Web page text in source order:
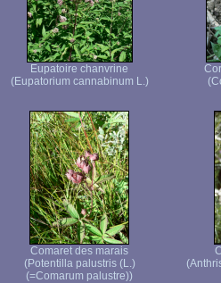
Eupatoire chanvrine
(Eupatorium cannabinum L.)
Comaret des marais
(Potentilla palustris (L.)
(=Comarum palustre))